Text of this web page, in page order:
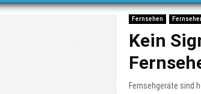
Fernsehen
Kein
Fernsehgeräte sind